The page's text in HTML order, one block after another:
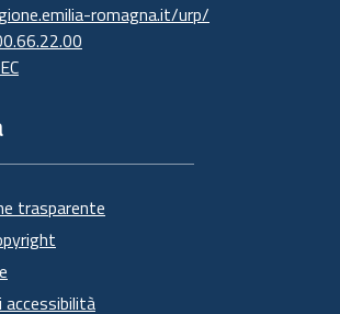
romagna.it/urp/
trasparente
accessibilità